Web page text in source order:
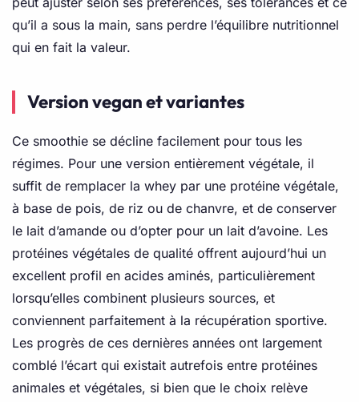
qu’il a sous la main, sans perdre l’équilibre nutritionnel
qui en fait la valeur.
Version vegan et variantes
Ce smoothie se décline facilement pour tous les
régimes. Pour une version entièrement végétale, il
suffit de remplacer la whey par une protéine végétale,
à base de pois, de riz ou de chanvre, et de conserver
le lait d’amande ou d’opter pour un lait d’avoine. Les
protéines végétales de qualité offrent aujourd’hui un
excellent profil en acides aminés, particulièrement
lorsqu’elles combinent plusieurs sources, et
conviennent parfaitement à la récupération sportive.
Les progrès de ces dernières années ont largement
comblé l’écart qui existait autrefois entre protéines
animales et végétales, si bien que le choix relève